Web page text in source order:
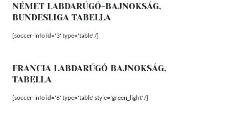
NÉMET LABDARÚGÓ-BAJNOKSÁG,
BUNDESLIGA TABELLA
[soccer-info id='3' type='table' /]
FRANCIA LABDARÚGÓ BAJNOKSÁG,
TABELLA
[soccer-info id='6' type='table' style='green_light' /]